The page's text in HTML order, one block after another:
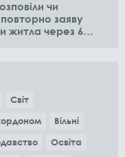
чи
заяву
житла через 6
Світ
Вільні
Освіта